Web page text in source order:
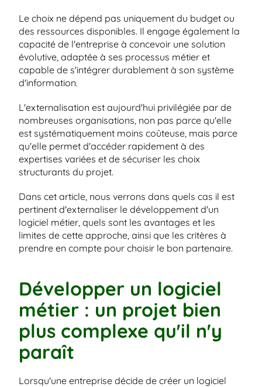
Le choix ne dépend pas uniquement du budget ou
des ressources disponibles. Il engage également la
capacité de l'entreprise à concevoir une solution
évolutive, adaptée à ses processus métier et
capable de s'intégrer durablement à son système
d'information.
L'externalisation est aujourd'hui privilégiée par de
nombreuses organisations, non pas parce qu'elle
est systématiquement moins coûteuse, mais parce
qu'elle permet d'accéder rapidement à des
expertises variées et de sécuriser les choix
structurants du projet.
Dans cet article, nous verrons dans quels cas il est
pertinent d'externaliser le développement d'un
logiciel métier, quels sont les avantages et les
limites de cette approche, ainsi que les critères à
prendre en compte pour choisir le bon partenaire.
Développer un logiciel
métier : un projet bien
plus complexe qu'il n'y
paraît
Lorsqu'une entreprise décide de créer un logiciel